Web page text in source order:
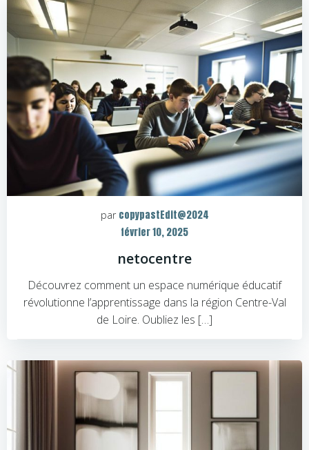
par copypastEdit@2024
février 10, 2025
netocentre
Découvrez comment un espace numérique éducatif
révolutionne l’apprentissage dans la région Centre-Val
de Loire. Oubliez les […]